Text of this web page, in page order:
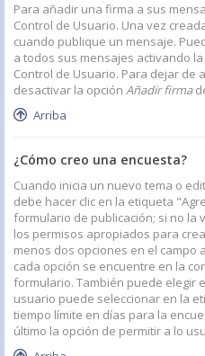
Para añadir una firma a sus
Control de Usuario. Una vez
cuando publique un mensaje.
a todos sus mensajes activando
Control de Usuario. Para dejar de
desactivar la opción Añadir firma
Arriba
¿Cómo creo una encuesta?
Cuando inicia un nuevo tema o
debe hacer clic en la etiqueta
formulario de publicación; si no la
los permisos apropiados para
menos dos opciones en el
cada opción se encuentre en la
formulario. También puede elegir
usuario puede seleccionar en la
tiempo límite en días para la
último la opción de permitir a lo